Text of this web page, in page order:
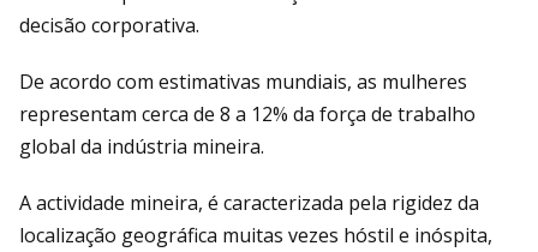
decisão corporativa.
De acordo com estimativas mundiais, as mulheres
representam cerca de 8 a 12% da força de trabalho
global da indústria mineira.
A actividade mineira, é caracterizada pela rigidez da
localização geográfica muitas vezes hóstil e inóspita,